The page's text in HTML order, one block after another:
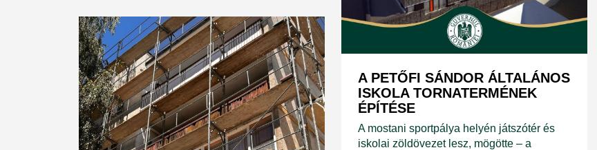
A PETŐFI SÁNDOR ÁLTALÁNOS
ISKOLA TORNATERMÉNEK
ÉPÍTÉSE
A mostani sportpálya helyén játszótér és
iskolai zöldövezet lesz, mögötte – a